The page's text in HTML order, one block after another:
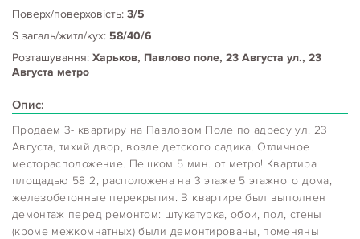
Поверх/поверховість: 3/5
S загаль/житл/кух: 58/40/6
Розташування: Харьков, Павлово поле, 23 Августа ул., 23
Августа метро
Опис:
Продаем 3- квартиру на Павловом Поле по адресу ул. 23
Августа, тихий двор, возле детского садика. Отличное
месторасположение. Пешком 5 мин. от метро! Квартира
площадью 58 2, расположена на 3 этаже 5 этажного дома,
железобетонные перекрытия. В квартире был выполнен
демонтаж перед ремонтом: штукатурка, обои, пол, стены
(кроме межкомнатных) были демонтированы, поменяны